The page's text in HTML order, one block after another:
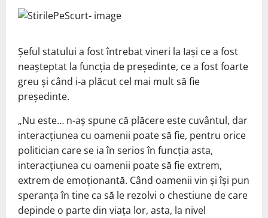
Șeful statului a fost întrebat vineri la Iași ce a fost
neașteptat la funcția de președinte, ce a fost foarte
greu și când i-a plăcut cel mai mult să fie
președinte.
„Nu este… n-aș spune că plăcere este cuvântul, dar
interacțiunea cu oamenii poate să fie, pentru orice
politician care se ia în serios în funcția asta,
interacțiunea cu oamenii poate să fie extrem,
extrem de emoționantă. Când oamenii vin și își pun
speranța în tine ca să le rezolvi o chestiune de care
depinde o parte din viața lor, asta, la nivel